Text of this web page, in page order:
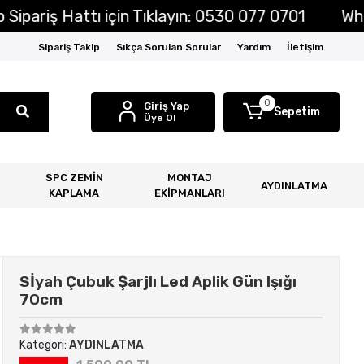
Hattı için Tıklayın: 0530 077 0701
Sipariş Takip Sıkça Sorulan Sorular Yardım İletişim
Giriş Yap
Üye Ol
0
Sepetim
SPC ZEMİN
KAPLAMA
MONTAJ
EKİPMANLARI
AYDINLATMA
Sİyah Çubuk Şarjlı Led Aplik Gün Işığı
70cm
Kategori: AYDINLATMA